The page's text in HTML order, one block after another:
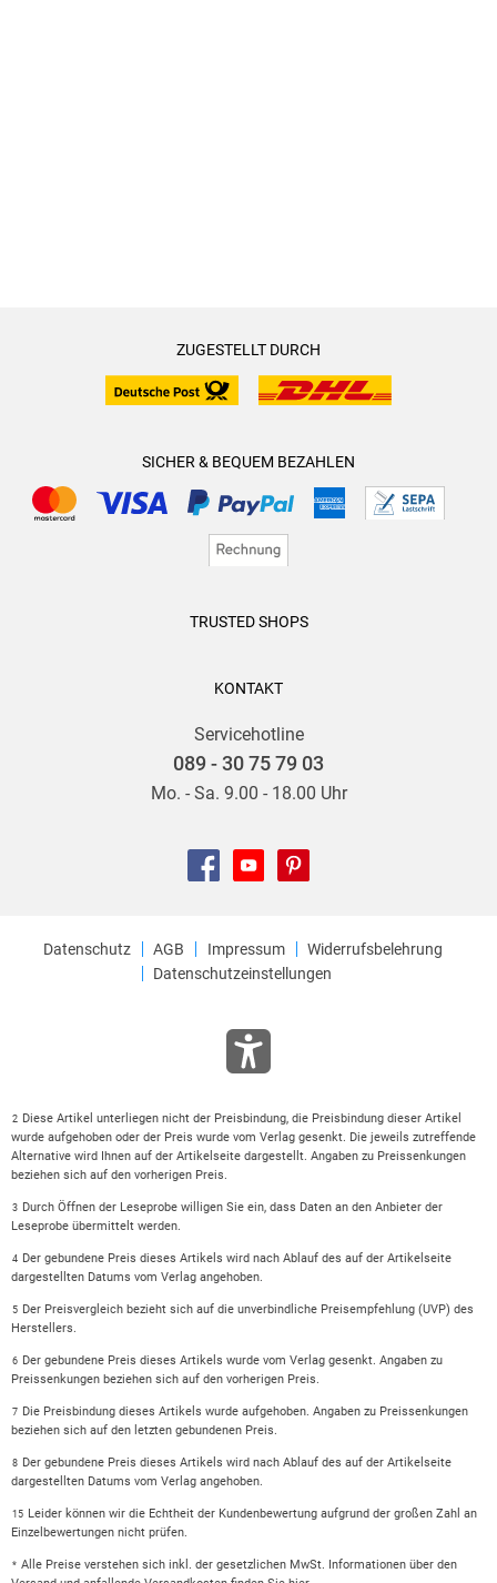
ZUGESTELLT DURCH
SICHER & BEQUEM BEZAHLEN
TRUSTED SHOPS
KONTAKT
Servicehotline
089 - 30 75 79 03
Mo. - Sa. 9.00 - 18.00 Uhr
Datenschutz AGB Impressum
Widerrufsbelehrung
Datenschutzeinstellungen
2 Diese Artikel unterliegen nicht der Preisbindung, die Preisbindung dieser Artikel
wurde aufgehoben oder der Preis wurde vom Verlag gesenkt. Die jeweils zutreffende
Alternative wird Ihnen auf der Artikelseite dargestellt. Angaben zu Preissenkungen
beziehen sich auf den vorherigen Preis.
3 Durch Öffnen der Leseprobe willigen Sie ein, dass Daten an den Anbieter der
Leseprobe übermittelt werden.
4 Der gebundene Preis dieses Artikels wird nach Ablauf des auf der Artikelseite
dargestellten Datums vom Verlag angehoben.
5 Der Preisvergleich bezieht sich auf die unverbindliche Preisempfehlung (UVP) des
Herstellers.
6 Der gebundene Preis dieses Artikels wurde vom Verlag gesenkt. Angaben zu
Preissenkungen beziehen sich auf den vorherigen Preis.
7 Die Preisbindung dieses Artikels wurde aufgehoben. Angaben zu Preissenkungen
beziehen sich auf den letzten gebundenen Preis.
8 Der gebundene Preis dieses Artikels wird nach Ablauf des auf der Artikelseite
dargestellten Datums vom Verlag angehoben.
15 Leider können wir die Echtheit der Kundenbewertung aufgrund der großen Zahl an
Einzelbewertungen nicht prüfen.
* Alle Preise verstehen sich inkl. der gesetzlichen MwSt. Informationen über den